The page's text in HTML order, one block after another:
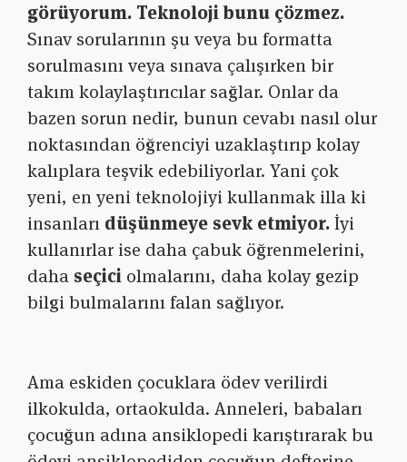
görüyorum. Teknoloji bunu çözmez.
Sınav sorularının şu veya bu formatta
sorulmasını veya sınava çalışırken bir
takım kolaylaştırıcılar sağlar. Onlar da
bazen sorun nedir, bunun cevabı nasıl olur
noktasından öğrenciyi uzaklaştırıp kolay
kalıplara teşvik edebiliyorlar. Yani çok
yeni, en yeni teknolojiyi kullanmak illa ki
insanları düşünmeye sevk etmiyor.İyi
kullanırlar ise daha çabuk öğrenmelerini,
daha seçici olmalarını, daha kolay gezip
bilgi bulmalarını falan sağlıyor.
Ama eskiden çocuklara ödev verilirdi
ilkokulda, ortaokulda. Anneleri, babaları
çocuğun adına ansiklopedi karıştırarak bu